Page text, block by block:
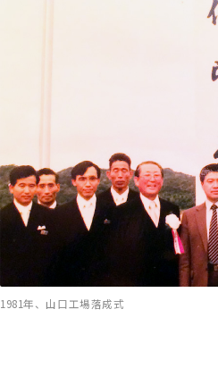
1981年、山口工場落成式